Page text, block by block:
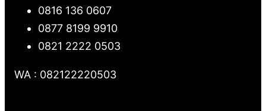
0816 136 0607
0877 8199 9910
0821 2222 0503
WA : 082122220503